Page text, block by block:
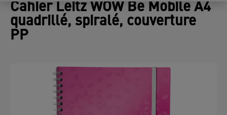
Cahier Leitz WOW Be Mobile A4
quadrillé, spiralé, couverture
PP